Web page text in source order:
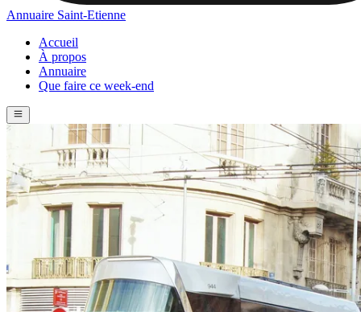
Annuaire Saint-Etienne
Accueil
À propos
Annuaire
Que faire ce week-end